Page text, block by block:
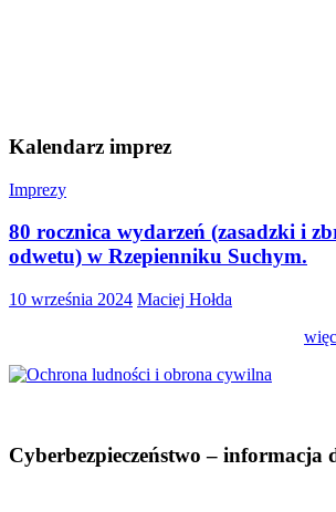
Kalendarz imprez
Imprezy
80 rocznica wydarzeń (zasadzki i
odwetu) w Rzepienniku Suchym.
10 września 2024 Maciej Hołda
Cyberbezpieczeństwo – informacja